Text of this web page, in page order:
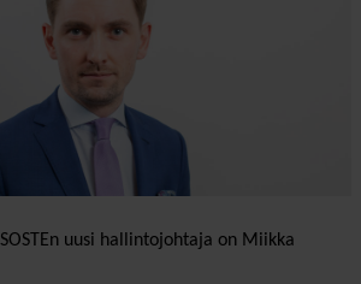
SOSTEn uusi hallintojohtaja on Miikka